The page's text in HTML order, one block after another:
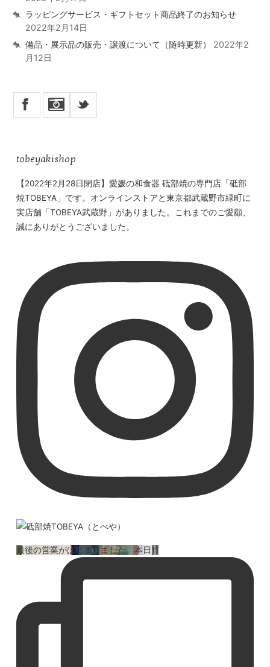
ラッピングサービス・ギフトセット商品終了のお知らせ
2022年2月14日
備品・展示品の販売・譲渡について（随時更新）
2022年2
月12日
X _
tobeyakishop
【2022年2月28日閉店】愛媛の和食器 砥部焼の専門店「砥部
焼TOBEYA」です。オンラインストアと東京都武蔵野市緑町に
実店舗「TOBEYA武蔵野」がありました。これまでのご愛顧、
誠にありがとうございました。
最後の営業がはじまりました。本日11